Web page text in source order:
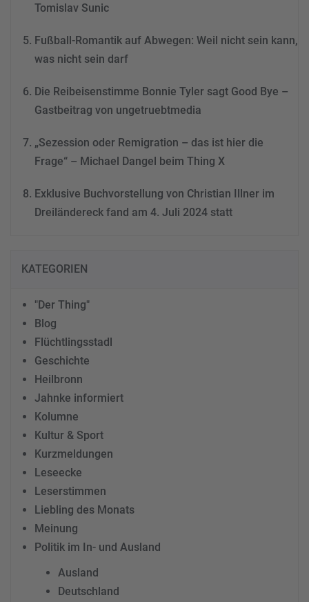
Tomislav Sunic
Fußball-Romantik auf Abwegen: Weil nicht sein kann,
was nicht sein darf
Die Reibeisenstimme Bonnie Tyler sagt Good Bye –
Gastbeitrag von ungetruebtmedia
„Sezession oder Remigration – das ist hier die
Frage“ – Michael Dangel beim Thing X
Exklusive Buchvorstellung von Christian Illner im
Dreiländereck fand am 4. Juli 2024 statt
KATEGORIEN
"Der Thing"
Blog
Flüchtlingsstadl
Geschichte
Heilbronn
Jahnke informiert
Kolumne
Kultur & Sport
Kurzmeldungen
Leseecke
Leserstimmen
Liebling des Monats
Meinung
Politik im In- und Ausland
Ausland
Deutschland